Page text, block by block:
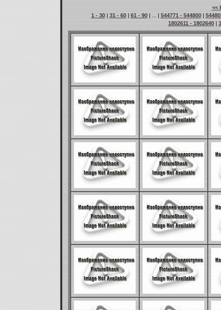
<<
1 - 30| 31 - 60| 61 - 90| ... | 544771 - 544800|
1802611 - 1802640|